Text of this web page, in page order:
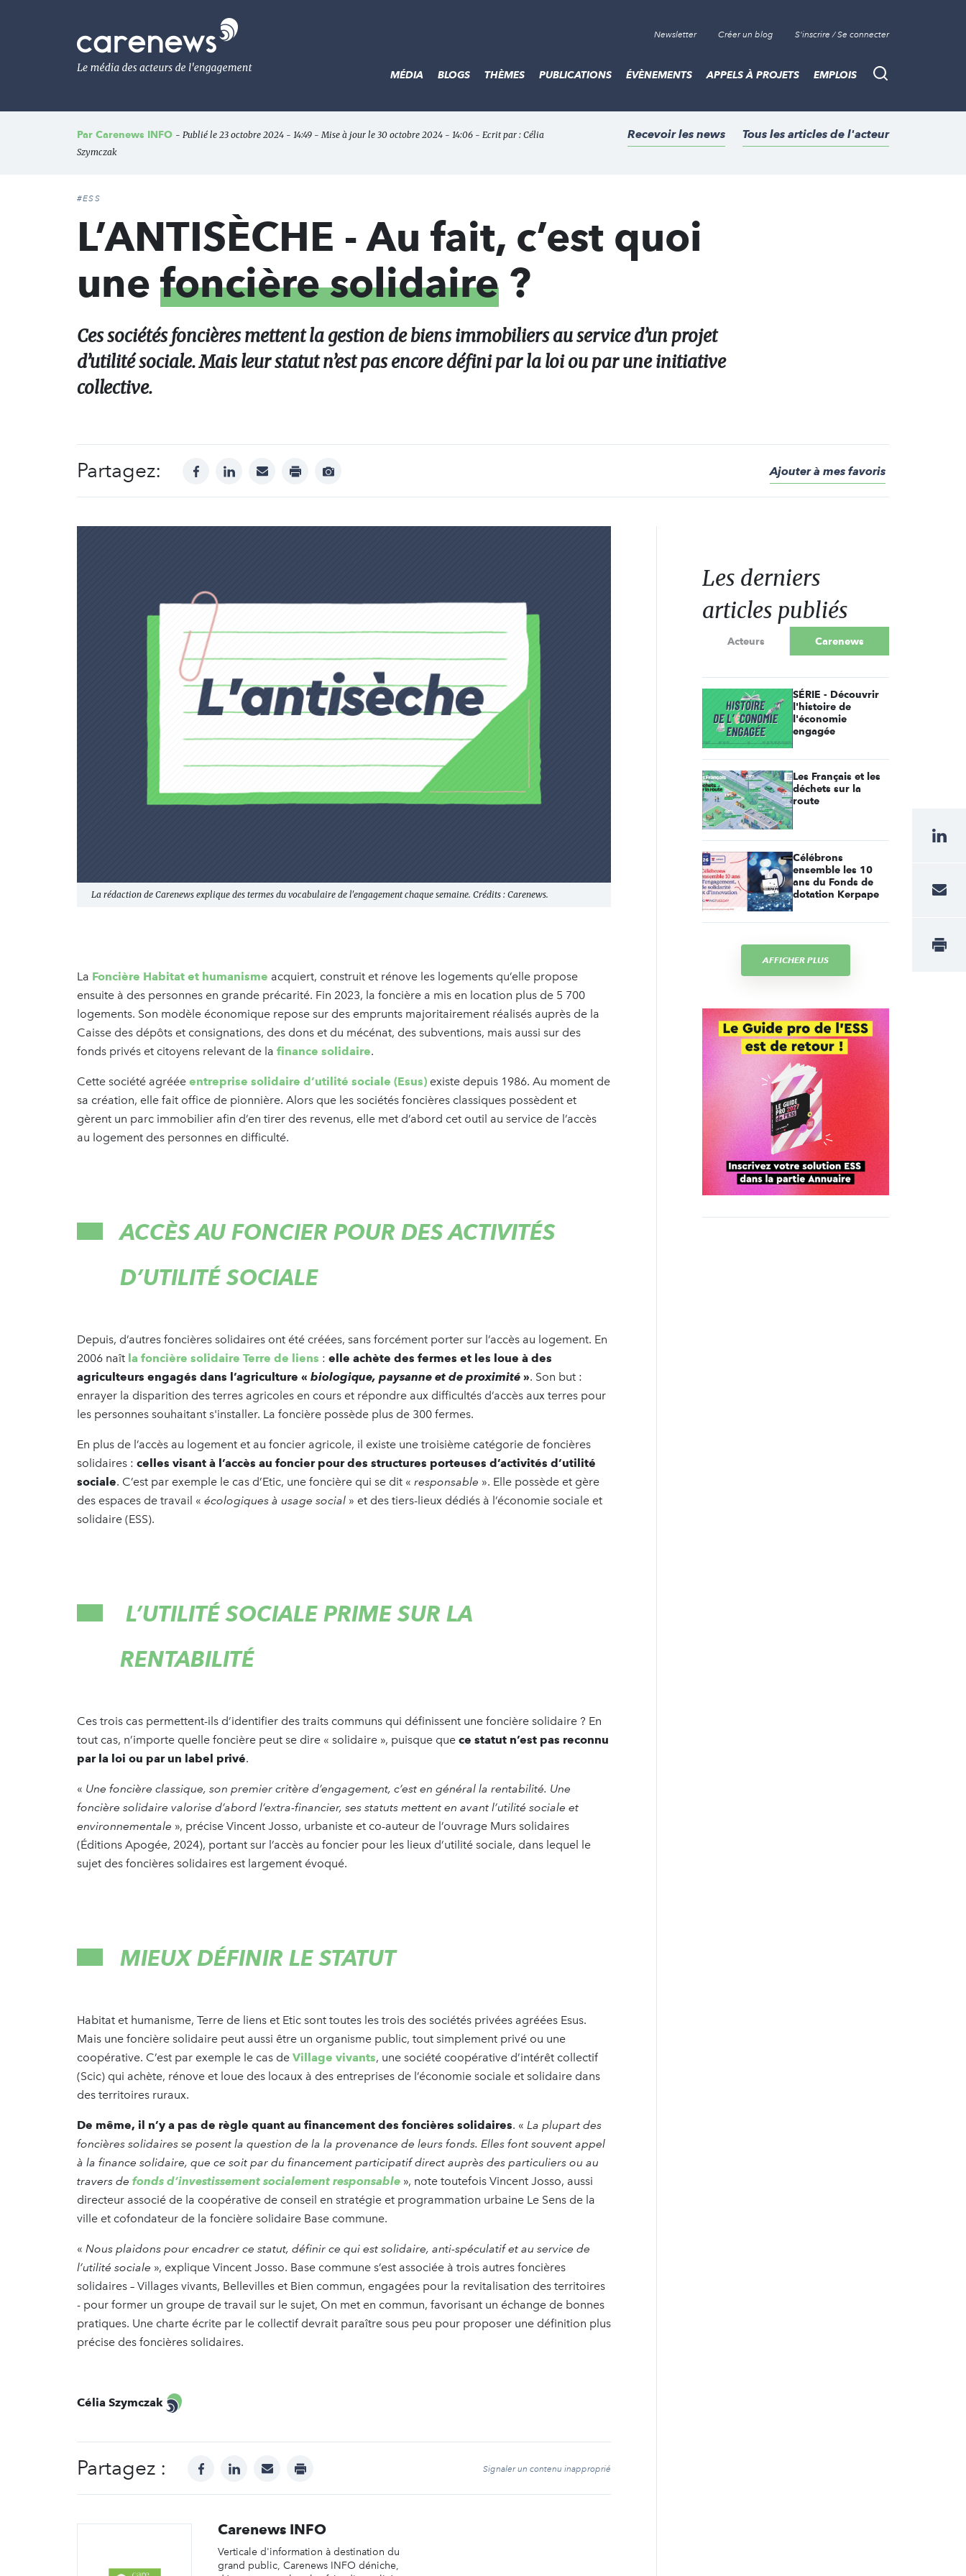
Le
média
de
l'engagement
Newsletter Créer un blog S'inscrire / Se connecter
Recherche
MÉDIA BLOGS THÈMES PUBLICATIONS ÉVÈNEMENTS APPELS À PROJETS EMPLOIS
Par Carenews INFO - Publié le 23 octobre 2024 - 14:49 - Mise à jour le 30 octobre 2024 - 14:06 - Ecrit par : Célia
Szymczak
Recevoir les news Tous les articles de l'acteur
#ESS
L’ANTISÈCHE - Au fait, c’est quoi
une foncière solidaire ?
Ces sociétés foncières mettent la gestion de biens immobiliers au service d’un projet
d’utilité sociale. Mais leur statut n’est pas encore défini par la loi ou par une initiative
collective.
Partagez: facebooklinkedinmail print
Afficher
Ajouter à mes favoris
La rédaction de Carenews explique des termes du vocabulaire de l'engagement chaque semaine. Crédits : Carenews.
La Foncière Habitat et humanisme acquiert, construit et rénove les logements qu’elle propose
ensuite à des personnes en grande précarité. Fin 2023, la foncière a mis en location plus de 5 700
logements. Son modèle économique repose sur des emprunts majoritairement réalisés auprès de la
Caisse des dépôts et consignations, des dons et du mécénat, des subventions, mais aussi sur des
fonds privés et citoyens relevant de la finance solidaire.
Cette société agréée entreprise solidaire d’utilité sociale (Esus) existe depuis 1986. Au moment de
sa création, elle fait office de pionnière. Alors que les sociétés foncières classiques possèdent et
gèrent un parc immobilier afin d’en tirer des revenus, elle met d’abord cet outil au service de l’accès
au logement des personnes en difficulté.
ACCÈS AU FONCIER POUR DES ACTIVITÉS
D’UTILITÉ SOCIALE
Depuis, d’autres foncières solidaires ont été créées, sans forcément porter sur l’accès au logement. En
2006 naît la foncière solidaire Terre de liens : elle achète des fermes et les loue à des
agriculteurs engagés dans l’agriculture « biologique, paysanne et de proximité ». Son but :
enrayer la disparition des terres agricoles en cours et répondre aux difficultés d’accès aux terres pour
les personnes souhaitant s'installer. La foncière possède plus de 300 fermes.
En plus de l’accès au logement et au foncier agricole, il existe une troisième catégorie de foncières
solidaires : celles visant à l’accès au foncier pour des structures porteuses d’activités d’utilité
sociale. C’est par exemple le cas d’Etic, une foncière qui se dit « responsable ». Elle possède et gère
des espaces de travail « écologiques à usage social » et des tiers-lieux dédiés à l’économie sociale et
solidaire (ESS).
L’UTILITÉ SOCIALE PRIME SUR LA
RENTABILITÉ
Ces trois cas permettent-ils d’identifier des traits communs qui définissent une foncière solidaire ? En
tout cas, n’importe quelle foncière peut se dire « solidaire », puisque que ce statut n’est pas reconnu
par la loi ou par un label privé.
« Une foncière classique, son premier critère d’engagement, c’est en général la rentabilité. Une
foncière solidaire valorise d’abord l’extra-financier, ses statuts mettent en avant l’utilité sociale et
environnementale », précise Vincent Josso, urbaniste et co-auteur de l’ouvrage Murs solidaires
(Éditions Apogée, 2024), portant sur l’accès au foncier pour les lieux d’utilité sociale, dans lequel le
sujet des foncières solidaires est largement évoqué.
MIEUX DÉFINIR LE STATUT
Habitat et humanisme, Terre de liens et Etic sont toutes les trois des sociétés privées agréées Esus.
Mais une foncière solidaire peut aussi être un organisme public, tout simplement privé ou une
coopérative. C’est par exemple le cas de Village vivants, une société coopérative d’intérêt collectif
(Scic) qui achète, rénove et loue des locaux à des entreprises de l’économie sociale et solidaire dans
des territoires ruraux.
De même, il n’y a pas de règle quant au financement des foncières solidaires. « La plupart des
foncières solidaires se posent la question de la la provenance de leurs fonds. Elles font souvent appel
à la finance solidaire, que ce soit par du financement participatif direct auprès des particuliers ou au
travers de fonds d’investissement socialement responsable », note toutefois Vincent Josso, aussi
directeur associé de la coopérative de conseil en stratégie et programmation urbaine Le Sens de la
ville et cofondateur de la foncière solidaire Base commune.
« Nous plaidons pour encadrer ce statut, définir ce qui est solidaire, anti-spéculatif et au service de
l’utilité sociale », explique Vincent Josso. Base commune s’est associée à trois autres foncières
solidaires – Villages vivants, Bellevilles et Bien commun, engagées pour la revitalisation des territoires
- pour former un groupe de travail sur le sujet, On met en commun, favorisant un échange de bonnes
pratiques. Une charte écrite par le collectif devrait paraître sous peu pour proposer une définition plus
précise des foncières solidaires.
Célia Szymczak
Partagez : facebooklinkedinmail print Signaler un contenu inapproprié
Carenews INFO
Verticale d'information à destination du
grand public, Carenews INFO déniche,
Les derniers
articles publiés
Acteurs Carenews
SÉRIE - Découvrir
l'histoire de
l'économie
engagée
Les Français et les
déchets sur la
route
Célébrons
ensemble les 10
ans du Fonds de
dotation Kerpape
AFFICHER PLUS